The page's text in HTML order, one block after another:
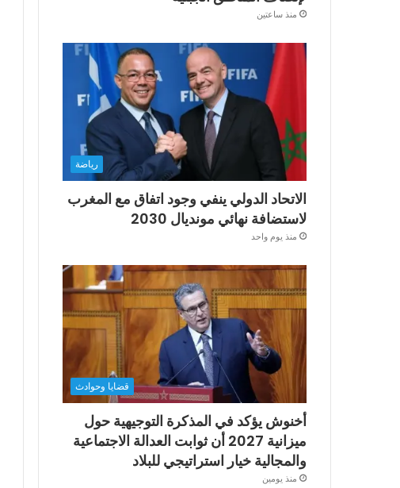
منذ ساعتين
رياضة
الاتحاد الدولي ينفي وجود اتفاق مع المغرب
لاستضافة نهائي مونديال 2030
منذ يوم واحد
قضايا وحوادث
أخنوش يؤكد في المذكرة التوجيهية حول
ميزانية 2027 أن ثوابت العدالة الاجتماعية
والمجالية خيار استراتيجي للبلاد
منذ يومين